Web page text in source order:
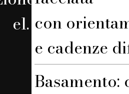
el. con
e cadenze